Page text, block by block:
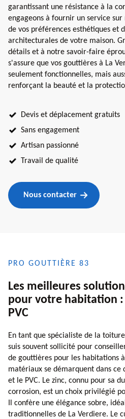
garantissant une résistance à la
engageons à fournir un service
de vos préférences esthétiques et
architecturales de votre maison.
détails et à notre savoir-faire
s'assure que vos gouttières à La
seulement fonctionnelles, mais
renforçant la beauté et la
Devis et déplacement gratuits
Sans engagement
Artisan passionné
Travail de qualité
Nous contacter
PRO GOUTTIÈRE 83
Les meilleures
pour votre habitation :
PVC
En tant que spécialiste de la
suis souvent sollicité pour
de gouttières pour les habitations
matériaux se démarquent dans ce
et le PVC. Le zinc, connu pour sa
corrosion, est un choix privilégié
Il confère une élégance sobre,
traditionnelles de La Verdiere. Le